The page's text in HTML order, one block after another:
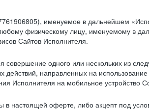
именуемое в дальнейшем
физическому лицу, именуемому в
Сайтов Исполнителя.
одного или нескольких из
направленных на использование
Исполнителя на мобильное устройство
настоящей оферте, либо акцепт под